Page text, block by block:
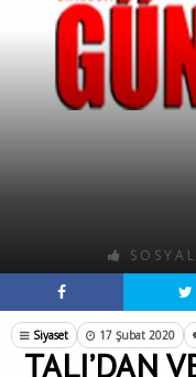
HARUN
Siyaset 17 Şubat 2020
TALI’DAN